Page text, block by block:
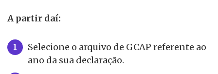
A partir daí:
Selecione o arquivo de GCAP referente ao
ano da sua declaração.